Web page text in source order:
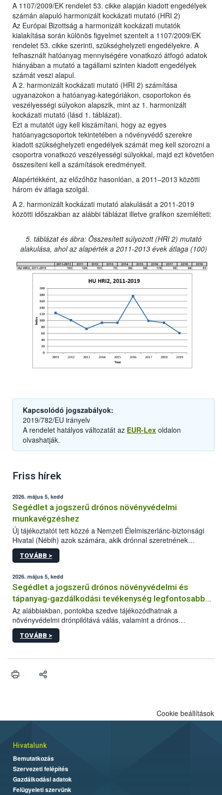
A 1107/2009/EK rendelet 53. cikke alapján kiadott engedélyek
számán alapuló harmonizált kockázati mutató (HRI 2)
Az Európai Bizottság a harmonizált kockázati mutatók
kialakítása során különös figyelmet szentelt a 1107/2009/EK
rendelet 53. cikke szerinti, szükséghelyzeti engedélyekre. A
felhasznált hatóanyag mennyiségére vonatkozó átfogó adatok
hiányában a mutató a tagállami szinten kiadott engedélyek
számát veszi alapul.
A 2. harmonizált kockázati mutató (HRI 2) számítása
ugyanazokon a hatóanyag-kategóriákon, csoportokon és
veszélyességi súlyokon alapszik, mint az 1. harmonizált
kockázati mutató (lásd 1. táblázat).
Ezt a mutatót úgy kell kiszámítani, hogy az egyes
hatóanyagcsoportok tekintetében a növényvédő szerekre
kiadott szükséghelyzeti engedélyek számát meg kell szorozni a
csoportra vonatkozó veszélyességi súlyokkal, majd ezt követően
összesíteni kell a számítások eredményeit.
Alapértékként, az előzőhöz hasonlóan, a 2011–2013 közötti
három év átlaga szolgál.
A 2. harmonizált kockázati mutató alakulását a 2011-2019
közötti időszakban az alábbi táblázat illetve grafikon szemlélteti:
5. táblázat és ábra: Összesített súlyozott (HRI 2) mutató
alakulása, ahol az alapérték a 2011-2013 évek átlaga (100)
Kapcsolódó jogszabályok:
2019/782/EU irányelv
A rendelet hatályos változatát az EUR-Lex oldalon
olvashatják.
Friss hírek
2026. május 5, kedd
Segédlet a jogszerű drónos növényvédelmi
munkavégzéshez
Új tájékoztatót tett közzé a Nemzeti Élelmiszerlánc-biztonsági
Hivatal (Nébih) azok számára, akik drónnal szeretnének
növényvédelmi vagy tápanyag-gazdálkodási tevékenységet
végezni Magyarországon. Az összefoglaló részletesen
műszaki és hatósági feltételek.
TOVÁBB >
2026. május 5, kedd
Segédlet a jogszerű drónos növényvédelmi és
tápanyag-gazdálkodási tevékenység legfontosabb
feltételeiről
Az alábbiakban, pontokba szedve tájékozódhatnak a
növényvédelmi drónpilótává válás, valamint a drónos
növényvédelmi és tápanyag-gazdálkodási tevékenység
végzésének legfontosabb feltételeiről*.
TOVÁBB >
Cookie beállítások
Hivatalunk
Bemutatkozás
Szervezeti felépítés
Gazdálkodási adatok
Felügyeleti szervünk